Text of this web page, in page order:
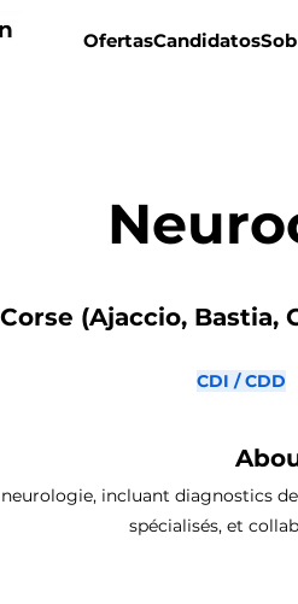
OfertasCandidatos
Corse (Ajaccio, Bastia,
CDI / CDD
incluant diagnostics
spécialisés, et